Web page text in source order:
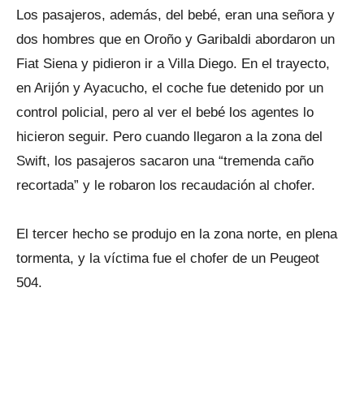
Los pasajeros, además, del bebé, eran una señora y
dos hombres que en Oroño y Garibaldi abordaron un
Fiat Siena y pidieron ir a Villa Diego. En el trayecto,
en Arijón y Ayacucho, el coche fue detenido por un
control policial, pero al ver el bebé los agentes lo
hicieron seguir. Pero cuando llegaron a la zona del
Swift, los pasajeros sacaron una “tremenda caño
recortada” y le robaron los recaudación al chofer.
El tercer hecho se produjo en la zona norte, en plena
tormenta, y la víctima fue el chofer de un Peugeot
504.